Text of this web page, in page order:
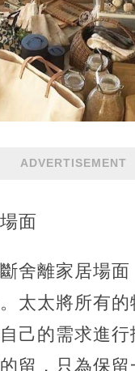
ADVERTISEMENT
面
舍離家居場面
太太將所有的
己的需求進
留，只為保留